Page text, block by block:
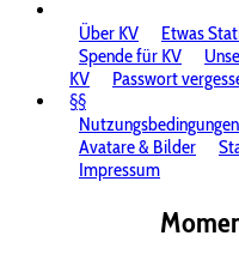
Über KV
Etwas
Spende für KV
KV
Passwort
§§
Nutzungsbedingungen
Avatare & Bilder
Impressum